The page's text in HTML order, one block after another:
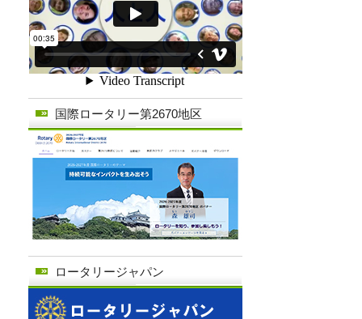
国際ロータリー第2670地区
ロータリージャパン